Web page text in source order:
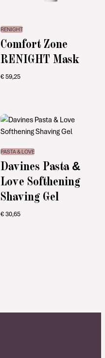
RENIGHT
Comfort Zone
RENIGHT Mask
€59,25
PASTA & LOVE
Davines Pasta &
Love Softhening
Shaving Gel
€30,65